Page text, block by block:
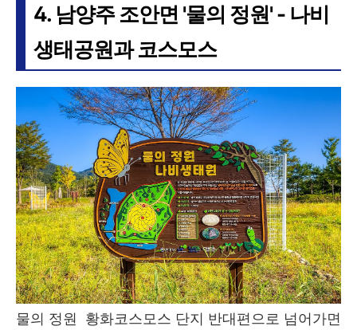
4. 남양주 조안면 '물의 정원' - 나비
생태공원과 코스모스
물의 정원 황화코스모스 단지 반대편으로 넘어가면